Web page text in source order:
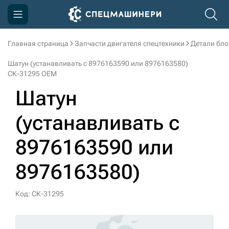
Главная страница Запчасти двигателя спецтехники Детали
Шатун (устанавливать с 8976163590 или 8976163580)
СК-31295 OEM
Шатун
(устанавливать с
8976163590 или
8976163580)
Код: СК-31295
Компания
Акции
Доставка и оплата
Информация
Контакты
3D тур по производству
3D тур по складам